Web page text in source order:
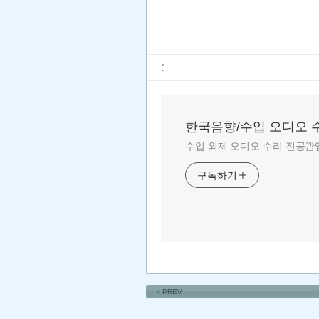
:
한국음향/수입 오디오
수입 외제 오디오 수리 진공
구독하기
< PREV